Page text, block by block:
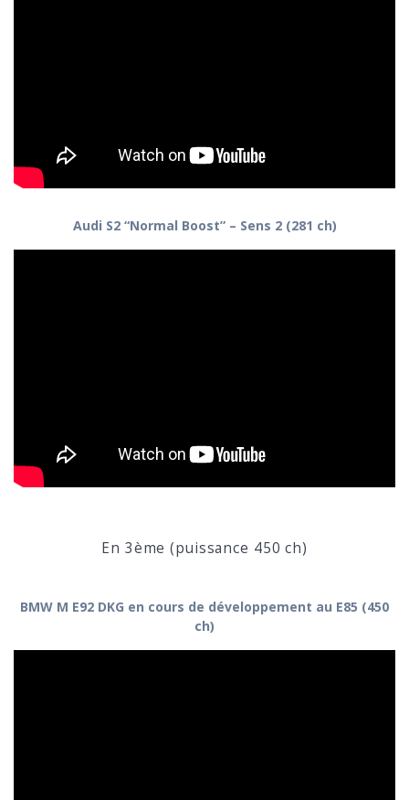
Audi S2 “Normal Boost” – Sens 2 (281 ch)
En 3ème (puissance 450 ch)
BMW M E92 DKG en cours de développement au E85 (450
ch)